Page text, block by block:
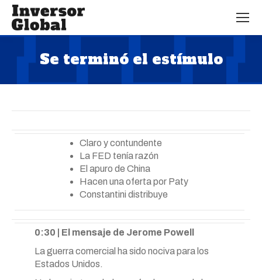
Se terminó el estímulo
Claro y contundente
La FED tenía razón
El apuro de China
Hacen una oferta por Paty
Constantini distribuye
0:30 | El mensaje de Jerome Powell
La guerra comercial ha sido nociva para los
Estados Unidos.